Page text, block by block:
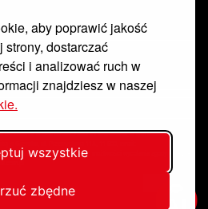
aby poprawić jakość
strony, dostarczać
i analizować ruch w
znajdziesz w naszej
wszystkie
zbędne
osobowych w celu dostarczania mi newslettera, w tym informacji
. Zostałem poinformowany/a o możliwości wycofania zgody w każdej